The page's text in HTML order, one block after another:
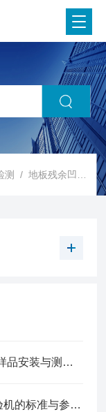
测 /地板残余凹陷度测量仪
眼镜镜片氙灯老化测试仪操作规范：样品安装与测试参数设置实用要点
YY 0875-2023 切割刀刃口锋利度试验机的标准与参数介绍